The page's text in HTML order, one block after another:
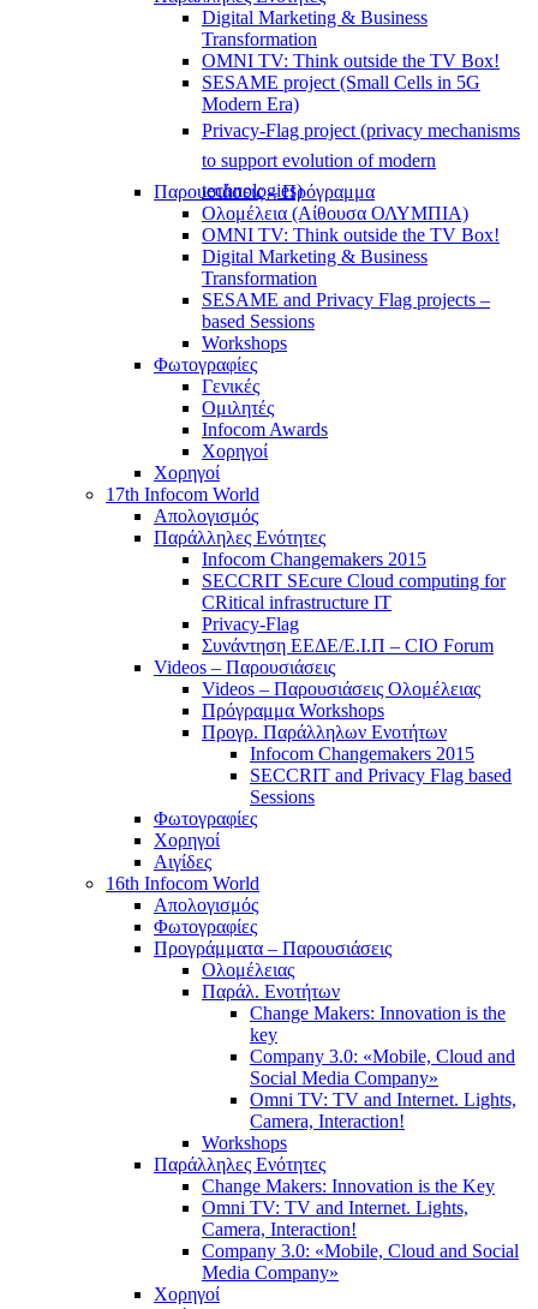
Digital Marketing & Business
Transformation
OMNI TV: Think outside the TV Box!
SESAME project (Small Cells in 5G
Modern Era)
Privacy-Flag project (privacy mechanisms
to support evolution of modern
technologies)
Παρουσιάσεις – Πρόγραμμα
Ολομέλεια (Αίθουσα ΟΛΥΜΠΙΑ)
OMNI TV: Think outside the TV Box!
Digital Marketing & Business
Transformation
SESAME and Privacy Flag projects –
based Sessions
Workshops
Φωτογραφίες
Γενικές
Ομιλητές
Infocom Awards
Χορηγοί
Χορηγοί
17th Infocom World
Απολογισμός
Παράλληλες Ενότητες
Infocom Changemakers 2015
SECCRIT SEcure Cloud computing for
CRitical infrastructure IT
Privacy-Flag
Συνάντηση ΕΕΔΕ/Ε.Ι.Π – CIO Forum
Videos – Παρουσιάσεις
Videos – Παρουσιάσεις Ολομέλειας
Πρόγραμμα Workshops
Προγρ. Παράλληλων Ενοτήτων
Infocom Changemakers 2015
SECCRIT and Privacy Flag based
Sessions
Φωτογραφίες
Χορηγοί
Αιγίδες
16th Infocom World
Απολογισμός
Φωτογραφίες
Προγράμματα – Παρουσιάσεις
Ολομέλειας
Παράλ. Ενοτήτων
Change Makers: Innovation is the
key
Company 3.0: «Mobile, Cloud and
Social Media Company»
Omni TV: TV and Internet. Lights,
Camera, Interaction!
Workshops
Παράλληλες Ενότητες
Change Makers: Innovation is the Key
Omni TV: TV and Internet. Lights,
Camera, Interaction!
Company 3.0: «Mobile, Cloud and Social
Media Company»
Χορηγοί